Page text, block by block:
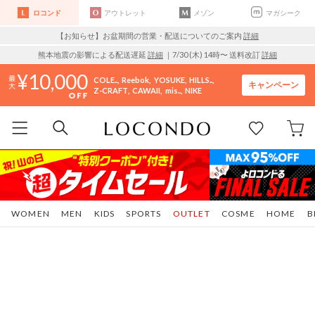
ロコンド アウトレット メゾン マガシーク
【お知らせ】お盆期間の営業・配送についてのご案内 詳細
熊本地震の影響による配送遅延 詳細 ｜7/30 (木) 14時〜 送料改訂詳細
10,000 COLE.. Reebok YOSUKE HILLS..
Z-CRAFT CAWAII mis.. NIKE
キャンペーン
WOMEN MEN KIDS SPORTS COSME HOME
OUTLET